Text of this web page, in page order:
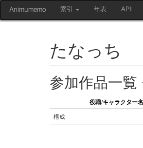
Animumemo 索引 年表 API
たなっち
参加作品一覧
役職/キャラクター名
構成